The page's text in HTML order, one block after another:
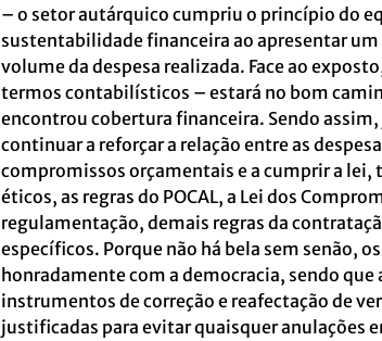
– o setor autárquico cumpriu o princípio do
sustentabilidade financeira ao apresentar
volume da despesa realizada. Face ao
termos contabilísticos – estará no bom
encontrou cobertura financeira. Sendo
continuar a reforçar a relação entre as
compromissos orçamentais e a cumprir a
éticos, as regras do POCAL, a Lei dos
regulamentação, demais regras da
específicos. Porque não há bela sem senão,
honradamente com a democracia, sendo
instrumentos de correção e reafectação de
justificadas para evitar quaisquer anulações